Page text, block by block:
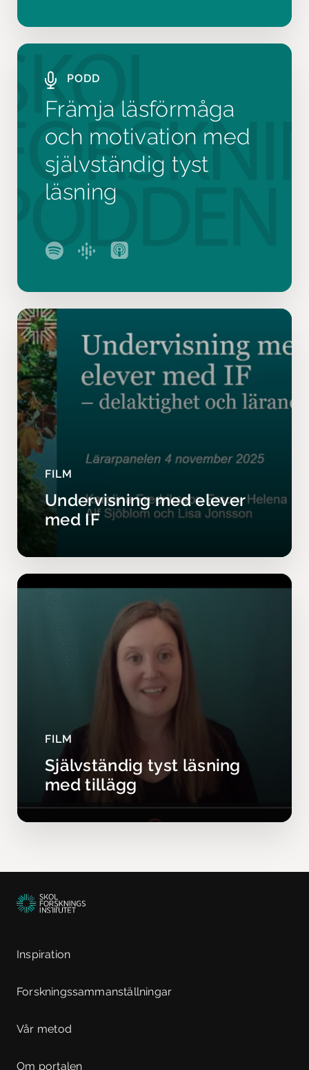
PODD
Främja läsförmåga
och motivation med
självständig tyst
läsning
FILM
Undervisning med elever
med IF
FILM
Självständig tyst läsning
med tillägg
Inspiration
Forskningssammanställningar
Vår metod
Om portalen